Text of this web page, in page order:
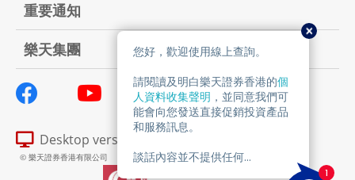
重要通知
樂天集團
Desktop version
© 樂天證券香港有限公司